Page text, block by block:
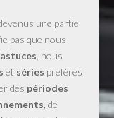
une partie
pas que nous
, nous
et séries préférés
des périodes
, de